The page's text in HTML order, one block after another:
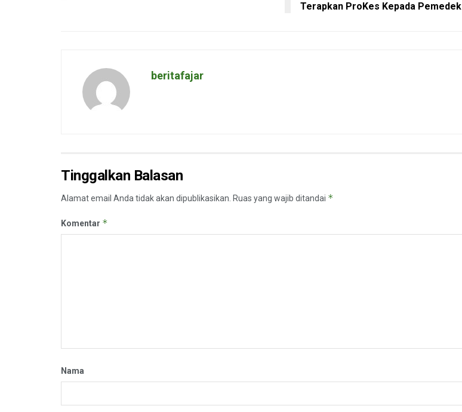
Terapkan ProKes Kepada Pemedek
beritafajar
Tinggalkan Balasan
Alamat email Anda tidak akan dipublikasikan. Ruas yang wajib ditandai *
Komentar *
Nama